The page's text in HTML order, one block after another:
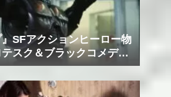
SFアクションヒーロー物
スク＆ブラックコメデ